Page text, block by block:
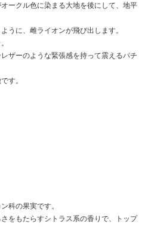
ークル色に染まる大地を後にして、地平
うに、雌ライオンが飛び出します。
ザーのような緊張感を持って震えるパチ
す。
科の果実です。
をもたらすシトラス系の香りで、トップ